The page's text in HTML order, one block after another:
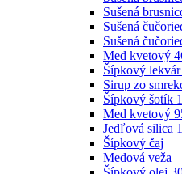
Sušená
Sušená
Sušená
Med kvetový
Šípkový
Sirup zo
Šípkový šotík
Med kvetový
Jedľová silica
Šípkový čaj
Medová veža